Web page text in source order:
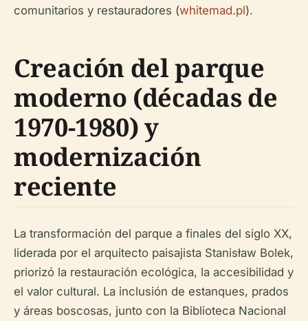
comunitarios y restauradores (whitemad.pl).
Creación del parque
moderno (décadas de
1970-1980) y
modernización
reciente
La transformación del parque a finales del siglo XX,
liderada por el arquitecto paisajista Stanisław Bolek,
priorizó la restauración ecológica, la accesibilidad y
el valor cultural. La inclusión de estanques, prados
y áreas boscosas, junto con la Biblioteca Nacional